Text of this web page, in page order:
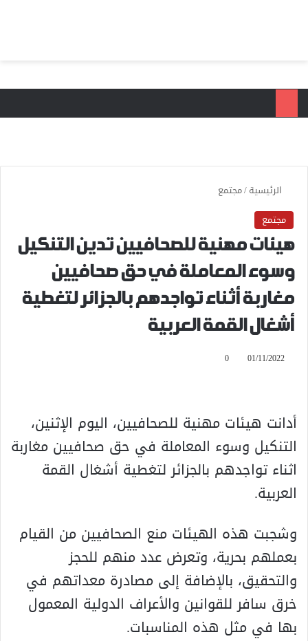
الرئيسية/مجتمع
مجتمع
هيئات مهنية للصحافيين تدين التنكيل
وسوء المعاملة في حق صحافيين
مغاربة أثناء تواجدهم بالجزائر لتغطية
أشغال القمة العربية
01/11/2022
0
أدانت هيئات مهنية للصحافيين، اليوم الإثنين،
التنكيل وسوء المعاملة في حق صحافيين مغاربة
اثناء تواجدهم بالجزائر لتغطية أشغال القمة
العربية.
وشجبت هذه الهيئات منع الصحافيين من القيام
بعملهم بحرية، وتعرض عدد منهم للحجز
والتحقيق، بالإضافة إلى مصادرة معداتهم في
خرق سافر للقوانين والأعراف الدولية المعمول
بها في مثل هذه المناسبات.